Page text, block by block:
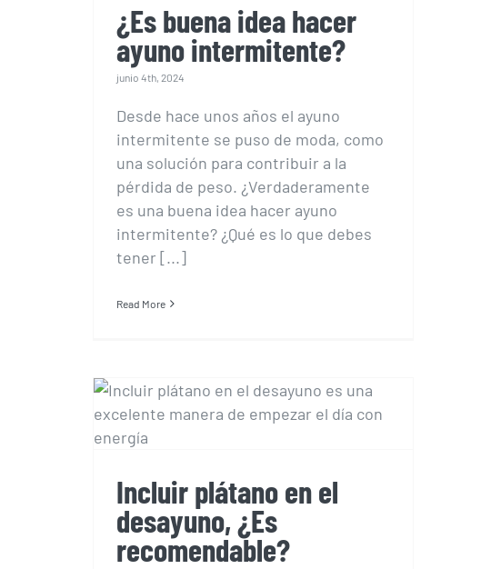
¿Es buena idea hacer
ayuno intermitente?
junio 4th, 2024
Desde hace unos años el ayuno
intermitente se puso de moda, como
una solución para contribuir a la
pérdida de peso. ¿Verdaderamente
es una buena idea hacer ayuno
intermitente? ¿Qué es lo que debes
tener [...]
Read More
Incluir plátano en el
desayuno, ¿Es
Incluir plátano en el
desayuno, ¿Es
recomendable?